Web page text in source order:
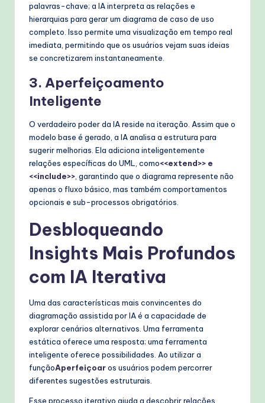
palavras-chave; a IA interpreta as relações e
hierarquias para gerar um diagrama de caso de uso
completo. Isso permite uma visualização em tempo real
imediata, permitindo que os usuários vejam suas ideias
se concretizarem instantaneamente.
3. Aperfeiçoamento
Inteligente
O verdadeiro poder da IA reside na iteração. Assim que o
modelo base é gerado, a IA analisa a estrutura para
sugerir melhorias. Ela adiciona inteligentemente
relações específicas do UML, como<<extend>> e
<<include>> , garantindo que o diagrama represente não
apenas o fluxo básico, mas também comportamentos
opcionais e sub-processos obrigatórios.
Desbloqueando
Insights Mais Profundos
com IA Iterativa
Uma das características mais convincentes do
diagramação assistida por IA é a capacidade de
explorar cenários alternativos. Uma ferramenta
estática oferece uma resposta; uma ferramenta
inteligente oferece possibilidades. Ao utilizar a
funçãoAperfeiçoaros usuários podem percorrer
diferentes sugestões estruturais.
Esse processo iterativo ajuda a descobrir relações